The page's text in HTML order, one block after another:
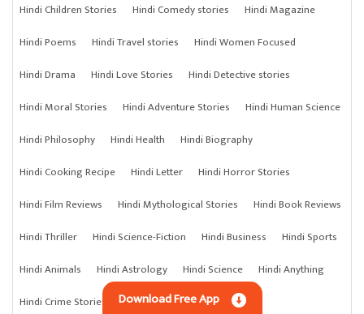
Hindi Children Stories
Hindi Comedy stories
Hindi Magazine
Hindi Poems
Hindi Travel stories
Hindi Women Focused
Hindi Drama
Hindi Love Stories
Hindi Detective stories
Hindi Moral Stories
Hindi Adventure Stories
Hindi Human Science
Hindi Philosophy
Hindi Health
Hindi Biography
Hindi Cooking Recipe
Hindi Letter
Hindi Horror Stories
Hindi Film Reviews
Hindi Mythological Stories
Hindi Book Reviews
Hindi Thriller
Hindi Science-Fiction Hindi Business
Hindi Sports
Hindi Animals
Hindi Astrology Hindi Science
Hindi Anything
Hindi Crime Stories
Download Free App